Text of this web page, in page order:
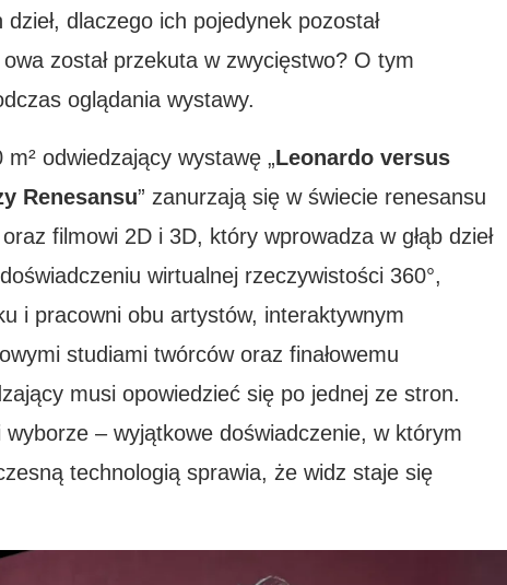
dlaczego ich pojedynek pozostał
został przekuta w zwycięstwo? O tym
oglądania wystawy.
odwiedzający wystawę „Leonardo versus
Renesansu” zanurzają się w świecie renesansu
filmowi 2D i 3D, który wprowadza w głąb dzieł
wirtualnej rzeczywistości 360°,
i pracowni obu artystów, interaktywnym
studiami twórców oraz finałowemu
musi opowiedzieć się po jednej ze stron.
– wyjątkowe doświadczenie, w którym
technologią sprawia, że widz staje się